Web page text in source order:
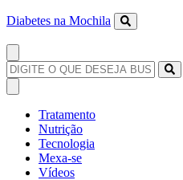
Diabetes na Mochila
Tratamento
Nutrição
Tecnologia
Mexa-se
Vídeos